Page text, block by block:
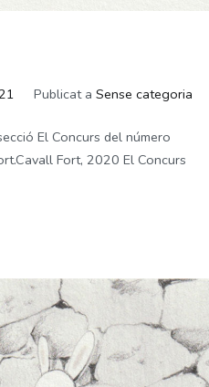
Publicat aSense categoria
El Concurs del número
Fort, 2020 El Concurs